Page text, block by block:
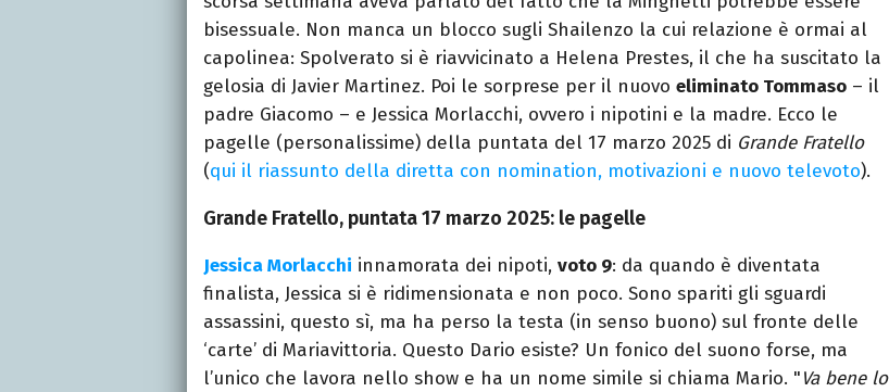
bisessuale. Non manca un blocco sugli Shailenzo la cui relazione è ormai al
capolinea: Spolverato si è riavvicinato a Helena Prestes, il che ha suscitato la
gelosia di Javier Martinez. Poi le sorprese per il nuovo eliminato Tommaso – il
padre Giacomo – e Jessica Morlacchi, ovvero i nipotini e la madre. Ecco le
pagelle (personalissime) della puntata del 17 marzo 2025 di Grande Fratello
(qui il riassunto della diretta con nomination, motivazioni e nuovo televoto).
Grande Fratello, puntata 17 marzo 2025: le pagelle
Jessica Morlacchi innamorata dei nipoti, voto 9: da quando è diventata
finalista, Jessica si è ridimensionata e non poco. Sono spariti gli sguardi
assassini, questo sì, ma ha perso la testa (in senso buono) sul fronte delle
‘carte’ di Mariavittoria. Questo Dario esiste? Un fonico del suono forse, ma
l’unico che lavora nello show e ha un nome simile si chiama Mario. "Va bene lo